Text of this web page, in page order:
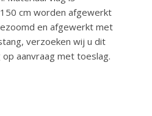
cm worden afgewerkt
en afgewerkt met
verzoeken wij u dit
aanvraag met toeslag.